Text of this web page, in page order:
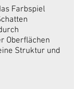
Farbspiel
Oberflächen
Struktur und